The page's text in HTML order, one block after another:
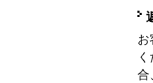
お
合